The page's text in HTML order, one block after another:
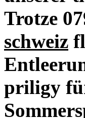
Trotze
schweiz
priligy